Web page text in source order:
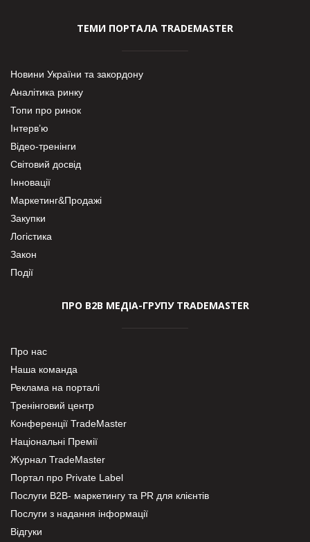
ТЕМИ ПОРТАЛА TRADEMASTER
Новини України та закордону
Аналітика ринку
Топи про ринок
Інтерв’ю
Відео-тренінги
Світовий досвід
Інновації
Маркетинг&Продажі
Закупки
Логістика
Закон
Події
ПРО В2В МЕДІА-ГРУПУ TRADEMASTER
Про нас
Наша команда
Реклама на порталі
Тренінговий центр
Конференції TradeMaster
Національні Премії
Журнал TradeMaster
Портал про Private Label
Послуги В2В- маркетингу та PR для клієнтів
Послуги з надання інформації
Відгуки